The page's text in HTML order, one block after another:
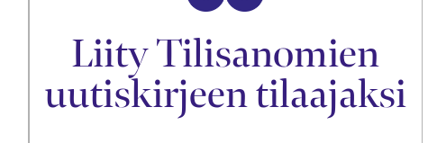
Liity Tilisanomien
uutiskirjeen tilaajaksi